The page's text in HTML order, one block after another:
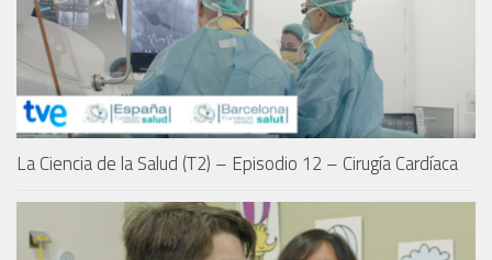
La Ciencia de la Salud (T2) – Episodio 12 – Cirugía Cardíaca